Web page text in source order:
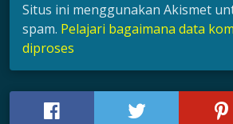
Situs ini menggunakan Akismet
spam. Pelajari bagaimana data
diproses